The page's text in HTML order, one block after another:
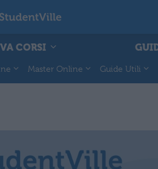
CORSI
Master Online Guide Utili